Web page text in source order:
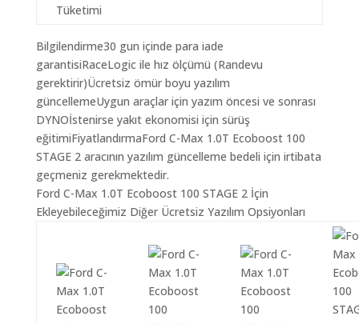
Tüketimi
Bilgilendirme30 gun içinde para iade
garantisiRaceLogic ile hız ölçümü (Randevu
gerektirir)Ücretsiz ömür boyu yazılım
güncellemeUygun araçlar için yazım öncesi ve sonrası
DYNOİstenirse yakıt ekonomisi için sürüş
eğitimiFiyatlandırmaFord C-Max 1.0T Ecoboost 100
STAGE 2 aracının yazılım güncelleme bedeli için irtibata
geçmeniz gerekmektedir.
Ford C-Max 1.0T Ecoboost 100 STAGE 2 İçin
Ekleyebileceğimiz Diğer Ücretsiz Yazılım Opsiyonları